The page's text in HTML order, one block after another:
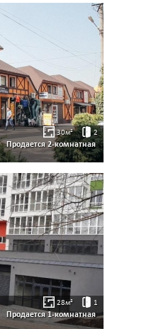
30м² 2
Продается 2-комнатная
28м² 1
Продается 1-комнатная